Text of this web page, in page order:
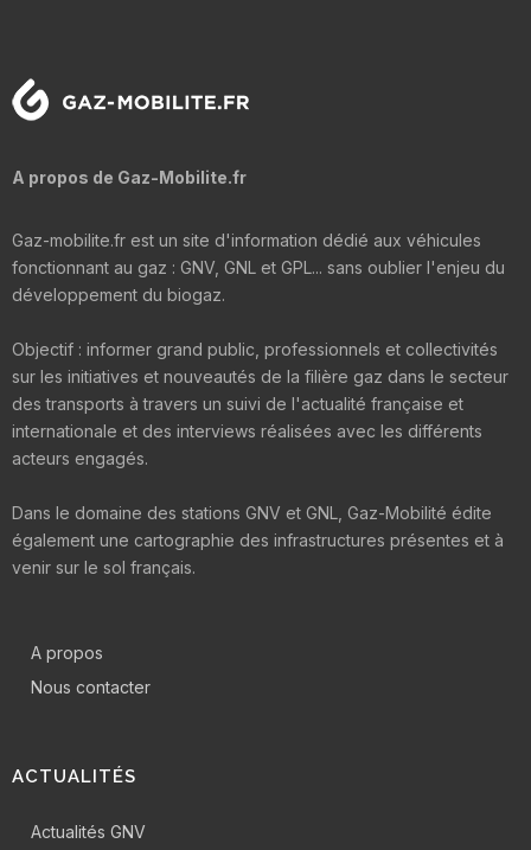
A propos de Gaz-Mobilite.fr
Gaz-mobilite.fr est un site d'information dédié aux véhicules
fonctionnant au gaz : GNV, GNL et GPL... sans oublier l'enjeu du
développement du biogaz.
Objectif : informer grand public, professionnels et collectivités
sur les initiatives et nouveautés de la filière gaz dans le secteur
des transports à travers un suivi de l'actualité française et
internationale et des interviews réalisées avec les différents
acteurs engagés.
Dans le domaine des stations GNV et GNL, Gaz-Mobilité édite
également une cartographie des infrastructures présentes et à
venir sur le sol français.
A propos
Nous contacter
ACTUALITÉS
Actualités GNV